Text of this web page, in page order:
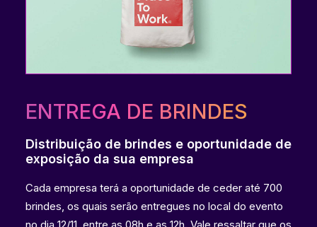
ENTREGA DE BRINDES
Distribuição de brindes e oportunidade de
exposição da sua empresa
Cada empresa terá a oportunidade de ceder até 700
brindes, os quais serão entregues no local do evento